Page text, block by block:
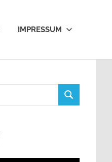
IMPRESSUM
SUCHEN